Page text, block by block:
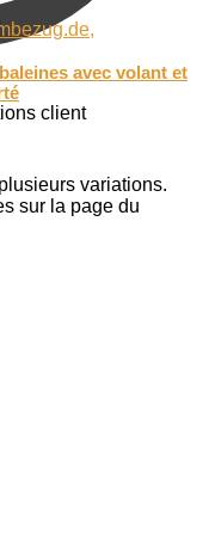
avec volant et
client
variations.
sur la page du